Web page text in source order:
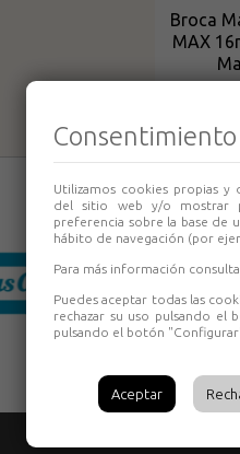
Broca
MAX
Consentimiento
Utilizamos cookies propias y
del sitio web y/o mostrar
preferencia sobre la base de
hábito de navegación (por
Para más información consulta
Puedes aceptar todas las
rechazar su uso pulsando el
pulsando el botón
Aceptar